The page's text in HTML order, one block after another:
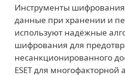
Инструменты
данные при хранении и
используют надёжные
шифрования для
несанкционированного
ESET для многофакторной